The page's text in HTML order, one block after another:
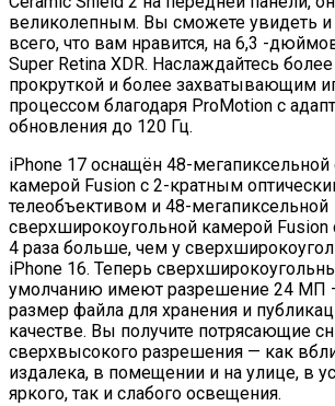
великолепным. Вы сможете увидеть
всего, что вам нравится, на 6,3 -
Super Retina XDR. Наслаждайтесь
прокруткой и более захватывающим
процессом благодаря ProMotion с
обновления до 120 Гц.
iPhone 17 оснащён 48-мегапиксельной
камерой Fusion с 2-кратным
телеобъективом и 48-мегапиксельной
сверхширокоугольной камерой
4 раза больше, чем у
iPhone 16. Теперь
умолчанию имеют разрешение 24 МП
размер файла для хранения и
качестве. Вы получите потрясающие
сверхвысокого разрешения — как
издалека, в помещении и на улице, в
яркого, так и слабого освещения.